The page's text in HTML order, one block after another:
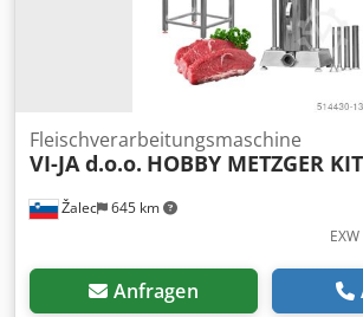
Žalec 645 km
Fleischverarbeitungsmaschine
VI-JA d.o.o. HOBBY METZGER KIT
Anfragen